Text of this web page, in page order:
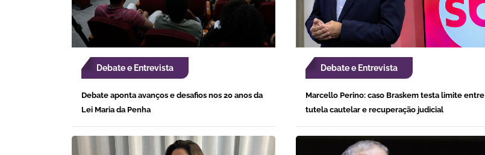
Debate e Entrevista
Debate aponta avanços e desafios nos 20 anos da
Lei Maria da Penha
Debate e Entrevista
Marcello Perino: caso Braskem testa limite entre
tutela cautelar e recuperação judicial